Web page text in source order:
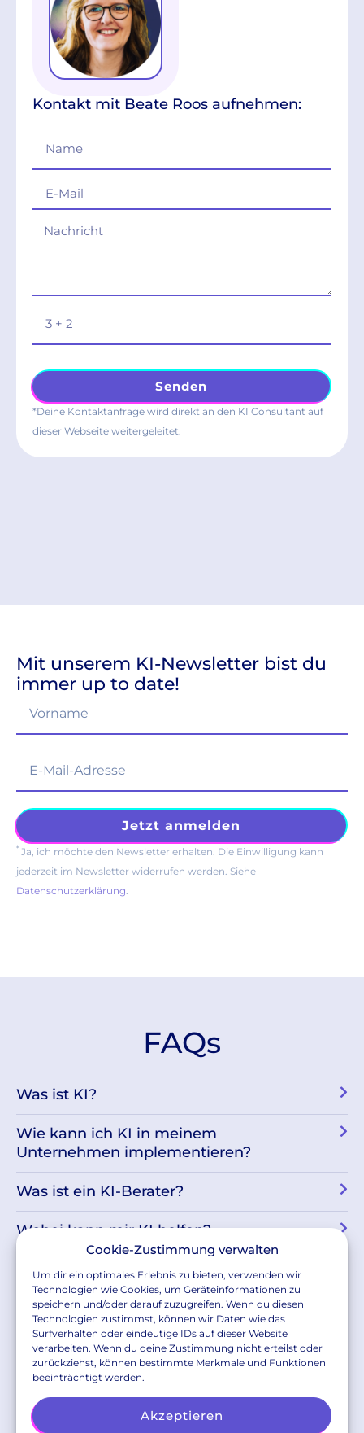
Cookie-Zustimmung verwalten
Um dir ein optimales Erlebnis zu bieten, verwenden wir
Technologien wie Cookies, um Geräteinformationen zu
speichern und/oder darauf zuzugreifen. Wenn du diesen
Technologien zustimmst, können wir Daten wie das
Surfverhalten oder eindeutige IDs auf dieser Website
verarbeiten. Wenn du deine Zustimmung nicht erteilst oder
zurückziehst, können bestimmte Merkmale und Funktionen
beeinträchtigt werden.
Akzeptieren
Kontakt mit Beate Roos aufnehmen:
Senden
*Deine Kontaktanfrage wird direkt an den KI Consultant auf
dieser Webseite weitergeleitet.
Mit unserem KI-Newsletter bist du
immer up to date!
* Ja, ich möchte den Newsletter erhalten. Die Einwilligung kann
jederzeit im Newsletter widerrufen werden. Siehe
Datenschutzerklärung
FAQs
Was ist KI?
Wie kann ich KI in meinem
Unternehmen implementieren?
Was ist ein KI-Berater?
Wobei kann mir KI helfen?
Wie viele Unternehmen nutzen schon
KI?
In welchen Branchen kann ich einen KI-
Berater einsetzen?